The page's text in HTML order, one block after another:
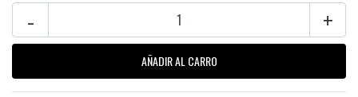
+
-